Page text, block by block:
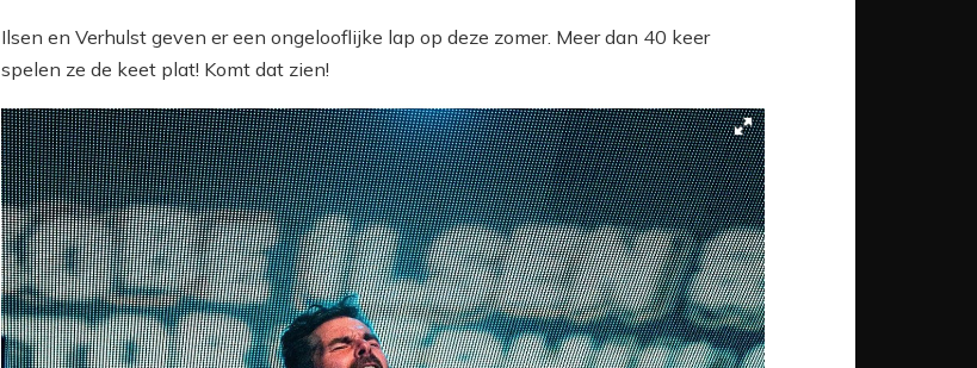
Ilsen en Verhulst geven er een ongelooflijke lap op deze zomer. Meer dan 40 keer
spelen ze de keet plat! Komt dat zien!